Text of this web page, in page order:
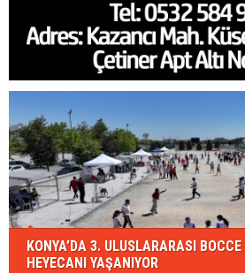
KONYA’DA 3. ULUSLARARASI
HEYECANI YAŞANIYOR